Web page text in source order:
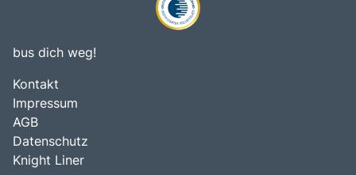
bus dich weg!
Kontakt
Impressum
AGB
Datenschutz
Knight Liner